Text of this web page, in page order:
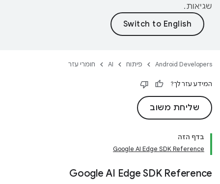
שגיאות.
Android Developers פיתוח AI חומרי עזר
המידע עזר לך?
שליחת משוב
בדף הזה
Google AI Edge SDK Reference
Google AI Edge SDK Reference